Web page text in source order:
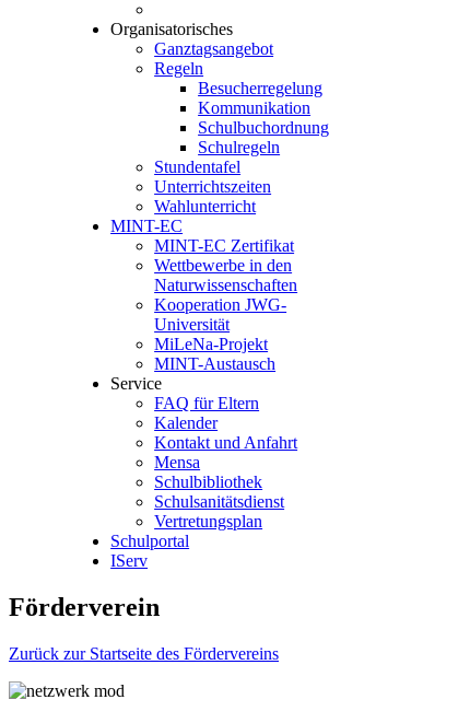
Organisatorisches
Ganztagsangebot
Regeln
Besucherregelung
Kommunikation
Schulbuchordnung
Schulregeln
Stundentafel
Unterrichtszeiten
Wahlunterricht
MINT-EC
MINT-EC Zertifikat
Wettbewerbe in den
Naturwissenschaften
Kooperation JWG-
Universität
MiLeNa-Projekt
MINT-Austausch
Service
FAQ für Eltern
Kalender
Kontakt und Anfahrt
Mensa
Schulbibliothek
Schulsanitätsdienst
Vertretungsplan
Schulportal
IServ
Förderverein
Zurück zur Startseite des Fördervereins